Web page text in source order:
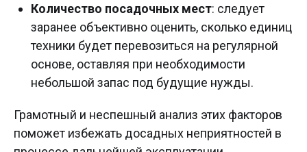
Количество посадочных мест: следует
заранее объективно оценить, сколько единиц
техники будет перевозиться на регулярной
основе, оставляя при необходимости
небольшой запас под будущие нужды.
Грамотный и неспешный анализ этих факторов
поможет избежать досадных неприятностей в